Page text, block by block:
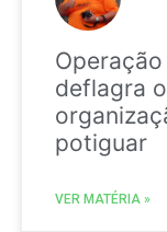
Operação
deflagra
potiguar
VER MATÉRIA »